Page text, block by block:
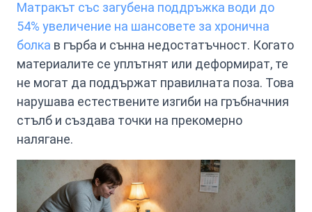
Матракът със загубена поддръжка води до
54% увеличение на шансовете за хронична
болка в гърба и сънна недостатъчност. Когато
материалите се уплътнят или деформират, те
не могат да поддържат правилната поза. Това
нарушава естествените изгиби на гръбначния
стълб и създава точки на прекомерно
налягане.